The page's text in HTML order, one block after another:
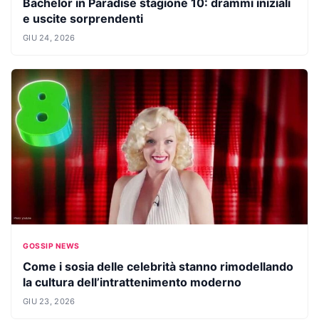
e uscite sorprendenti
GIU 24, 2026
GOSSIP NEWS
Come i sosia delle celebrità stanno rimodellando
la cultura dell’intrattenimento moderno
GIU 23, 2026